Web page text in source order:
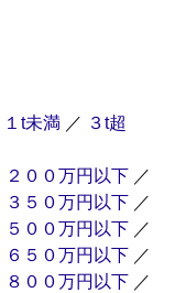
１t未満 ／ ３t超
２００万円以下 ／
３５０万円以下 ／
５００万円以下 ／
６５０万円以下 ／
８００万円以下 ／